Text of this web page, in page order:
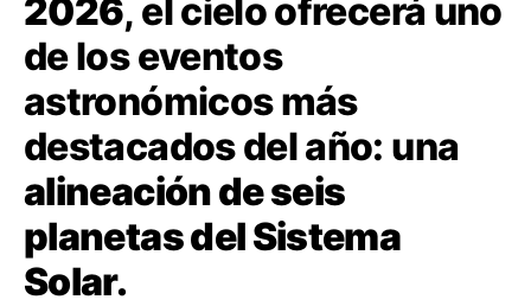
2026, el cielo ofrecerá uno
de los eventos
astronómicos más
destacados del año: una
alineación de seis
planetas del Sistema
Solar.